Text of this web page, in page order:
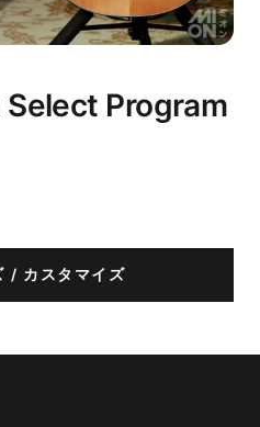
Program
/ カスタマイズ